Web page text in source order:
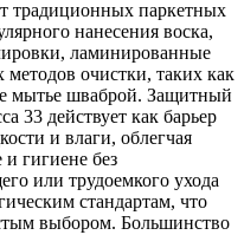
традиционных паркетных
нанесения воска,
ламинированные
очистки, таких как
мытье шваброй. Защитный
33 действует как барьер
и влаги, облегчая
гигиене без
или трудоемкого ухода
стандартам, что
выбором. Большинство